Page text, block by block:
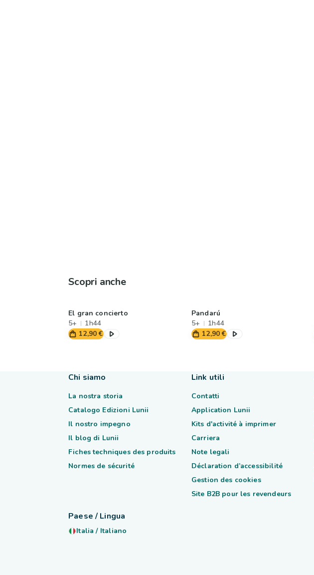
Scopri anche
El gran concierto
5+
1h44
12,90 €
Pandarú
5+
1h44
12,90 €
Chi siamo
La nostra storia
Catalogo Edizioni Lunii
Il nostro impegno
Il blog di Lunii
Fiches techniques des produits
Normes de sécurité
Link utili
Contatti
Application Lunii
Kits d'activité à imprimer
Carriera
Note legali
Déclaration d’accessibilité
Gestion des cookies
Site B2B pour les revendeurs
Paese / Lingua
Italia / Italiano